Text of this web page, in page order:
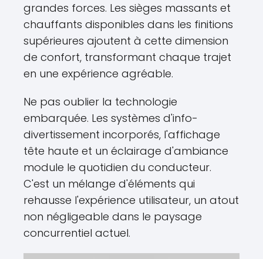
grandes forces. Les sièges massants et
chauffants disponibles dans les finitions
supérieures ajoutent à cette dimension
de confort, transformant chaque trajet
en une expérience agréable.
Ne pas oublier la technologie
embarquée. Les systèmes d'info-
divertissement incorporés, l'affichage
tête haute et un éclairage d'ambiance
module le quotidien du conducteur.
C'est un mélange d'éléments qui
rehausse l'expérience utilisateur, un atout
non négligeable dans le paysage
concurrentiel actuel.